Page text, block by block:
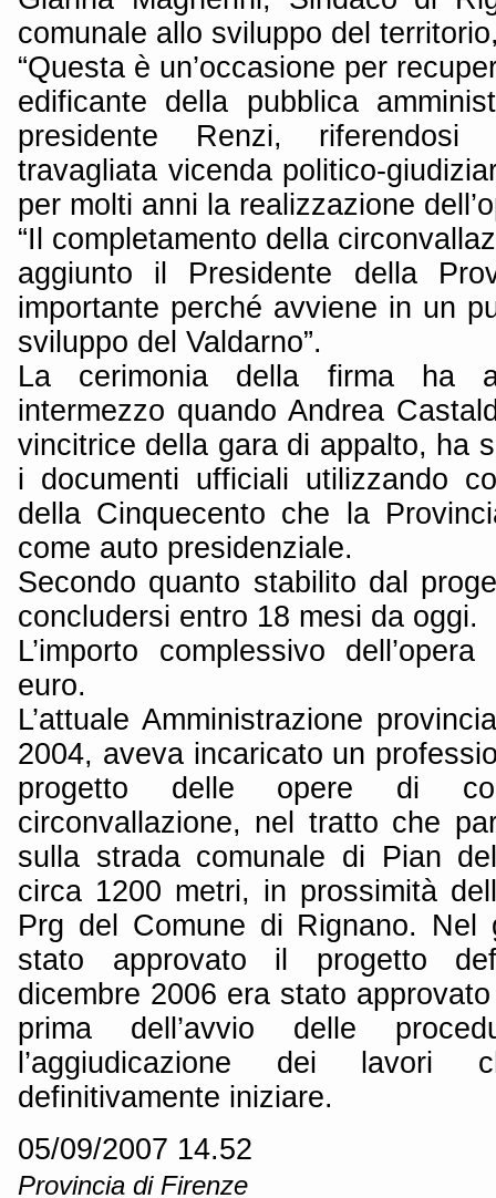
comunale allo sviluppo del
“Questa è un’occasione per
edificante della pubblica
presidente Renzi, riferendosi
travagliata vicenda politico-
per molti anni la realizzazione
“Il completamento della
aggiunto il Presidente della
importante perché avviene in un
sviluppo del Valdarno”.
La cerimonia della firma ha
intermezzo quando Andrea
vincitrice della gara di appalto, ha
i documenti ufficiali utilizzando
della Cinquecento che la
come auto presidenziale.
Secondo quanto stabilito dal
concludersi entro 18 mesi da oggi.
L’importo complessivo
euro.
L’attuale Amministrazione
2004, aveva incaricato un
progetto delle opere di
circonvallazione, nel tratto che
sulla strada comunale di Pian
circa 1200 metri, in prossimità
Prg del Comune di Rignano. Nel
stato approvato il progetto
dicembre 2006 era stato
prima dell’avvio delle
l’aggiudicazione dei lavori
definitivamente iniziare.
05/09/2007 14.52
Provincia di Firenze